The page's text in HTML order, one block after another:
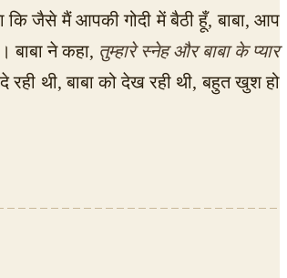
जैसे मैं आपकी गोदी में बैठी हूँ, बाबा, आप
बाबा ने कहा, तुम्हारे स्नेह और बाबा के प्यार
रही थी, बाबा को देख रही थी, बहुत खुश हो